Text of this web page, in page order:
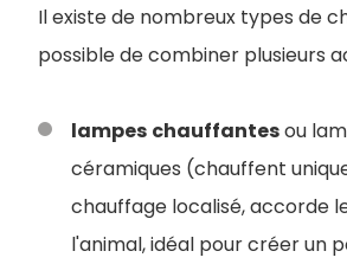
Il existe de nombreux types de
possible de combiner plusieurs
lampes chauffantesou
céramiques (chauffent
chauffage localisé, accorde
l'animal, idéal pour créer un